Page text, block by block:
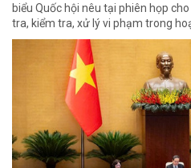
biểu Quốc hội nêu tại phiên họp
tra, kiểm tra, xử lý vi phạm trong